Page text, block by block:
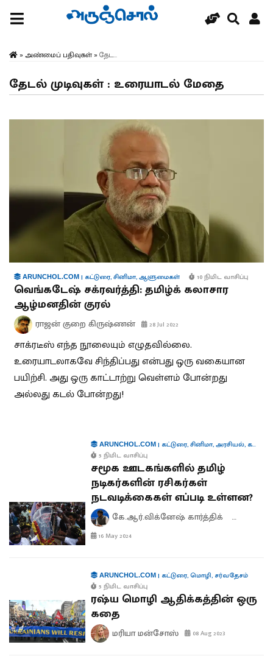
» அண்மைப் பதிவுகள்» தேட...
தேடல் முடிவுகள் : உரையாடல் மேதை
ARUNCHOL.COM | கட்டுரை,சினிமா,ஆளுமைகள் 10 நிமிட வாசிப்பு
வெங்கடேஷ் சக்ரவர்த்தி: தமிழ்க் கலாசார
ஆழ்மனதின் குரல்
ராஜன் குறை கிருஷ்ணன் 28 Jul 2022
சாக்ரடீஸ் எந்த நூலையும் எழுதவில்லை.
உரையாடலாகவே சிந்திப்பது என்பது ஒரு வகையான
பயிற்சி. அது ஒரு காட்டாற்று வெள்ளம் போன்றது
அல்லது கடல் போன்றது!
ARUNCHOL.COM| கட்டுரை,சினிமா,அரசியல், கலாச்சாரம்
5 நிமிட வாசிப்பு
சமூக ஊடகங்களில் தமிழ்
நடிகர்களின் ரசிகர்கள்
நடவடிக்கைகள் எப்படி உள்ளன?
கே.ஆர்.விக்னேஷ் கார்த்திக் யு.அஜய்
16 May 2024
ARUNCHOL.COM| கட்டுரை,மொழி, சர்வதேசம்
5 நிமிட வாசிப்பு
ரஷ்ய மொழி ஆதிக்கத்தின் ஒரு
கதை
மரியா மன்சோஸ் 08 Aug 2023